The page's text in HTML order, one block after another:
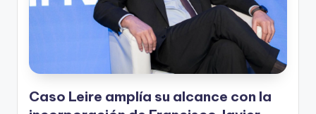
Caso Leire amplía su alcance con la